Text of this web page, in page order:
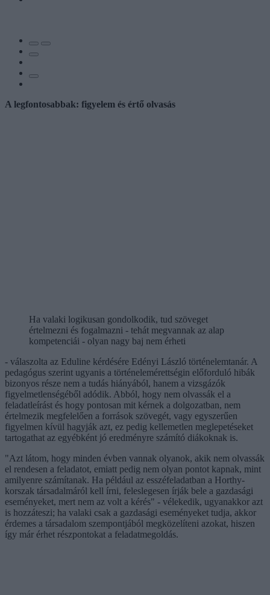
A legfontosabbak: figyelem és értő olvasás
Ha valaki logikusan gondolkodik, tud szöveget
értelmezni és fogalmazni - tehát megvannak az alap
kompetenciái - olyan nagy baj nem érheti
- válaszolta az Eduline kérdésére Edényi László történelemtanár. A
pedagógus szerint ugyanis a történelemérettségin előforduló hibák
bizonyos része nem a tudás hiányából, hanem a vizsgázók
figyelmetlenségéből adódik. Abból, hogy nem olvassák el a
feladatleírást és hogy pontosan mit kérnek a dolgozatban, nem
értelmezik megfelelően a források szövegét, vagy egyszerűen
figyelmen kívül hagyják azt, ez pedig kellemetlen meglepetéseket
tartogathat az egyébként jó eredményre számító diákoknak is.
"Azt látom, hogy minden évben vannak olyanok, akik nem olvassák
el rendesen a feladatot, emiatt pedig nem olyan pontot kapnak, mint
amilyenre számítanak. Ha például az esszéfeladatban a Horthy-
korszak társadalmáról kell írni, feleslegesen írják bele a gazdasági
eseményeket, mert nem az volt a kérés" - vélekedik, ugyanakkor azt
is hozzáteszi; ha valaki csak a gazdasági eseményeket tudja, akkor
érdemes a társadalom szempontjából megközelíteni azokat, hiszen
így már érhet részpontokat a feladatmegoldás.